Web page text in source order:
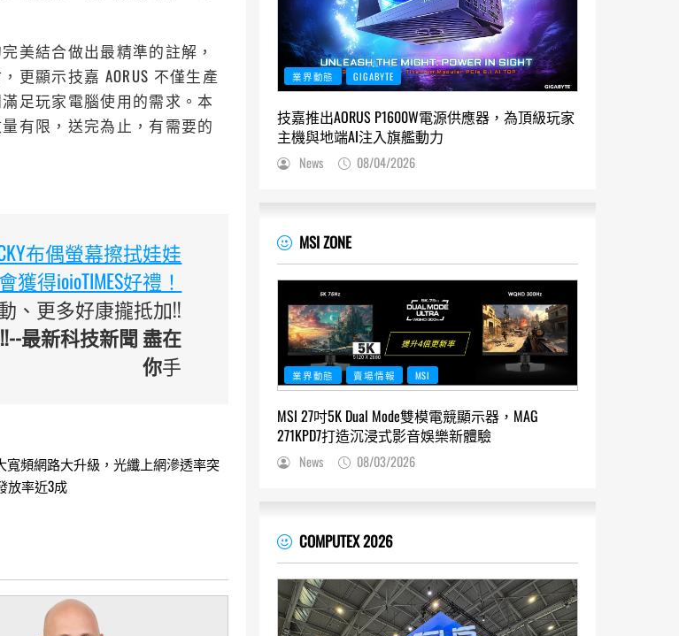
美結合做出最精準的註解，
更顯示技嘉 AORUS 不僅生產
足玩家電腦使用的需求。本
有限，送完為止，有需要的
布偶螢幕擦拭娃娃
得ioioTIMES好禮！
、更多好康攏抵加!!
最新科技新聞 盡在
你手
寬頻網路大升級，光纖上網滲透率突
放率近3成
業界動態 GIGABYTE
技嘉推出AORUS P1600W電源供應器，為頂級玩家
主機與地端AI注入旗艦動力
News 08/04/2026
MSI ZONE
業界動態 賣場情報 MSI
MSI 27吋5K Dual Mode雙模電競顯示器，MAG
271KPD7打造沉浸式影音娛樂新體驗
News 08/03/2026
COMPUTEX 2026